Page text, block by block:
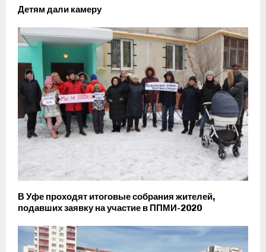
Детям дали камеру
В Уфе проходят итоговые собрания жителей,
подавших заявку на участие в ППМИ-2020